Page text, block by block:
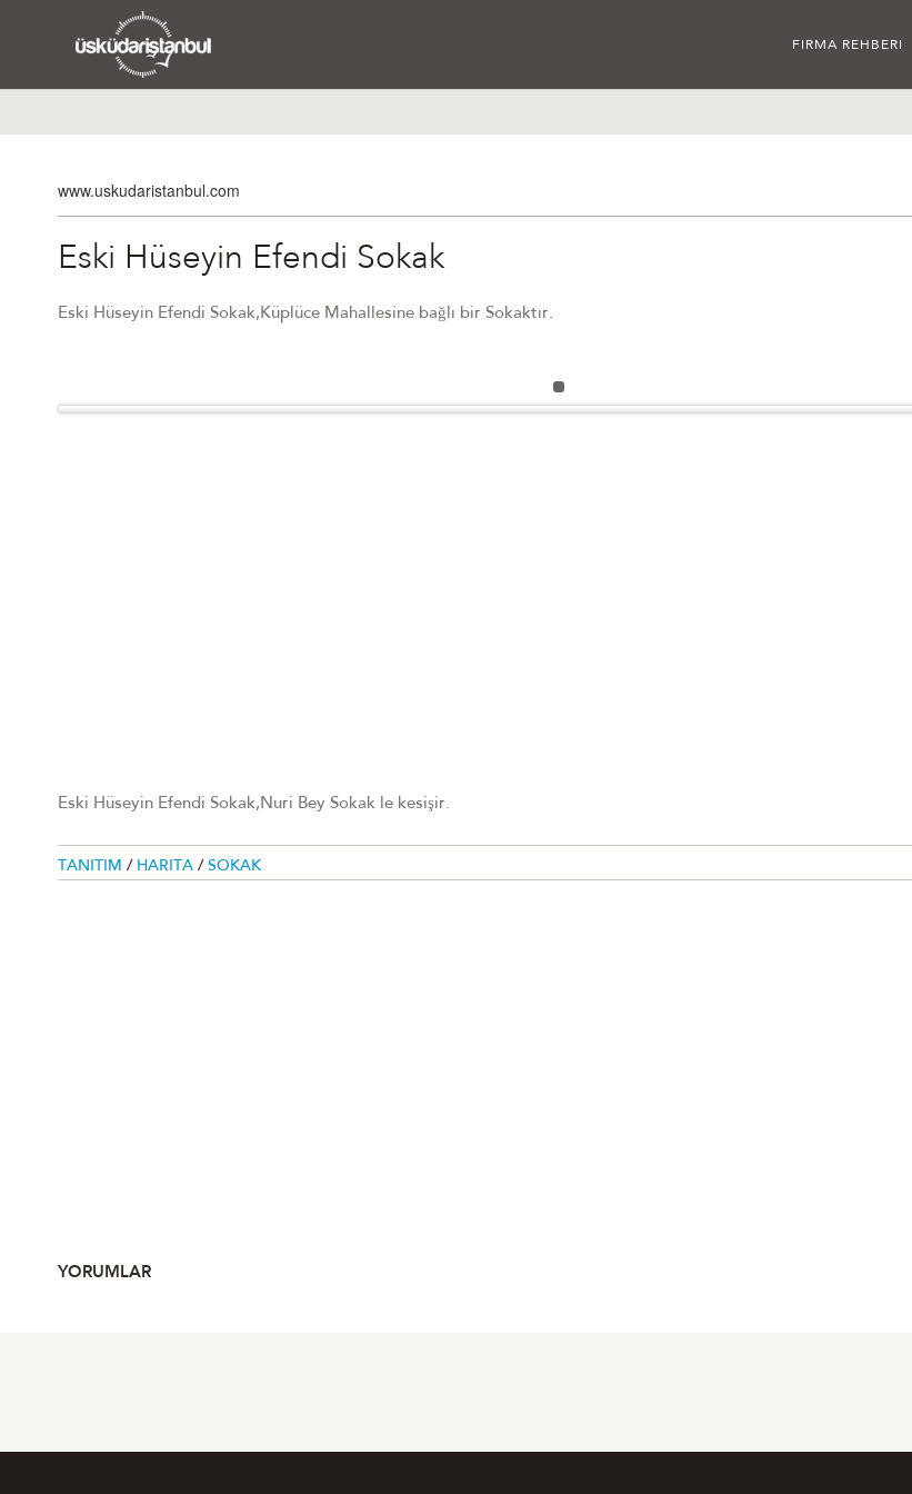
FIRMA REHBERI
www.uskudaristanbul.com
Eski Hüseyin Efendi Sokak
Eski Hüseyin Efendi Sokak,Küplüce Mahallesine bağlı bir Sokaktır.
Eski Hüseyin Efendi Sokak,Nuri Bey Sokak le kesişir.
TANITIM / HARITA / SOKAK
YORUMLAR